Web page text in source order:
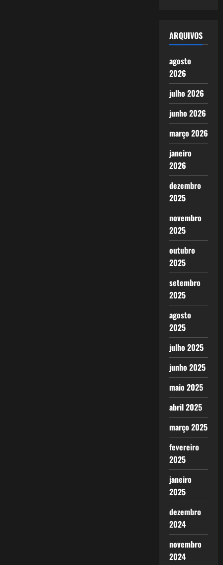
ARQUIVOS
agosto
2026
julho 2026
junho 2026
março 2026
janeiro
2026
dezembro
2025
novembro
2025
outubro
2025
setembro
2025
agosto
2025
julho 2025
junho 2025
maio 2025
abril 2025
março 2025
fevereiro
2025
janeiro
2025
dezembro
2024
novembro
2024